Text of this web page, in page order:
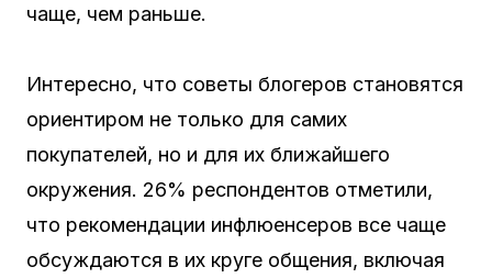
чаще, чем раньше.
Интересно, что советы блогеров становятся
ориентиром не только для самих
покупателей, но и для их ближайшего
окружения. 26% респондентов отметили,
что рекомендации инфлюенсеров все чаще
обсуждаются в их круге общения, включая